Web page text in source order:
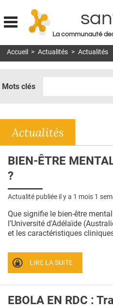
Jump to
La communauté
MON COMPTE
DOSSIERS
RÉSEAUX
E-REVUE SAD
QUI SOMMES-NOUS ?
CONDITIONS GÉNÉRALES
CRÉDITS
Accueil > Actualités > Actualités
Mots clés
Actualités
BIEN-ÊTRE
?
Actualité publiée il y a 1 mois 1
Que signifie le bien-être
l’Université d'Adélaïde
et les caractéristiques
LIRE LA SUITE
EBOLA EN RDC :